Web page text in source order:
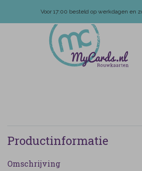
Voor 17:00 besteld op werkdagen en
Productinformatie
Omschrijving